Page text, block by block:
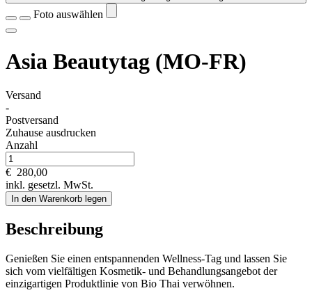
Foto auswählen
Asia Beautytag (MO-FR)
Versand
-
Postversand
Zuhause ausdrucken
Anzahl
€ 280,00
inkl. gesetzl. MwSt.
In den Warenkorb legen
Beschreibung
Genießen Sie einen entspannenden Wellness-Tag und lassen Sie
sich vom vielfältigen Kosmetik- und Behandlungsangebot der
einzigartigen Produktlinie von Bio Thai verwöhnen.